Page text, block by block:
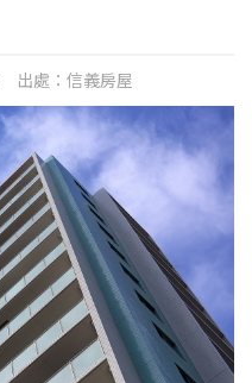
出處： 信義房屋